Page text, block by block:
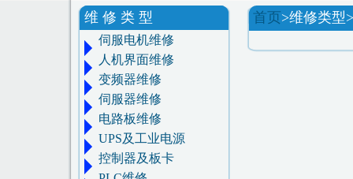
维 修 类 型
伺服电机维修
人机界面维修
变频器维修
伺服器维修
电路板维修
UPS及工业电源
控制器及板卡
首页>维修类型>